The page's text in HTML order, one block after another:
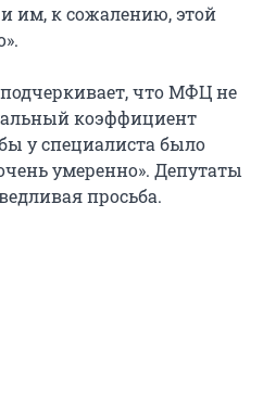
им, к сожалению, этой
что МФЦ не
коэффициент
у специалиста было
умеренно». Депутаты
просьба.